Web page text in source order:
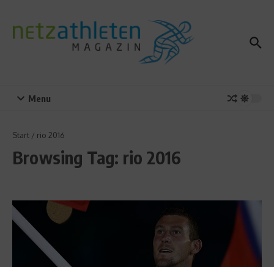
Menu
Start / rio 2016
Browsing Tag: rio 2016